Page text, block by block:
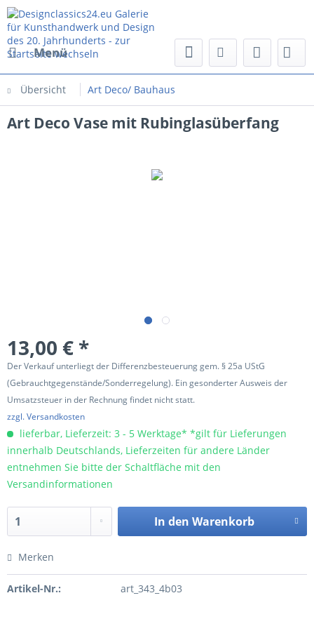
Menü
Übersicht Art Deco/ Bauhaus
Art Deco Vase mit Rubinglasüberfang
13,00 € *
Der Verkauf unterliegt der Differenzbesteuerung gem. § 25a UStG
(Gebrauchtgegenstände/Sonderregelung). Ein gesonderter Ausweis der
Umsatzsteuer in der Rechnung findet nicht statt.
zzgl. Versandkosten
lieferbar, Lieferzeit: 3 - 5 Werktage* *gilt für Lieferungen
innerhalb Deutschlands, Lieferzeiten für andere Länder
entnehmen Sie bitte der Schaltfläche mit den
Versandinformationen
In den Warenkorb
Merken
Artikel-Nr.: art_343_4b03